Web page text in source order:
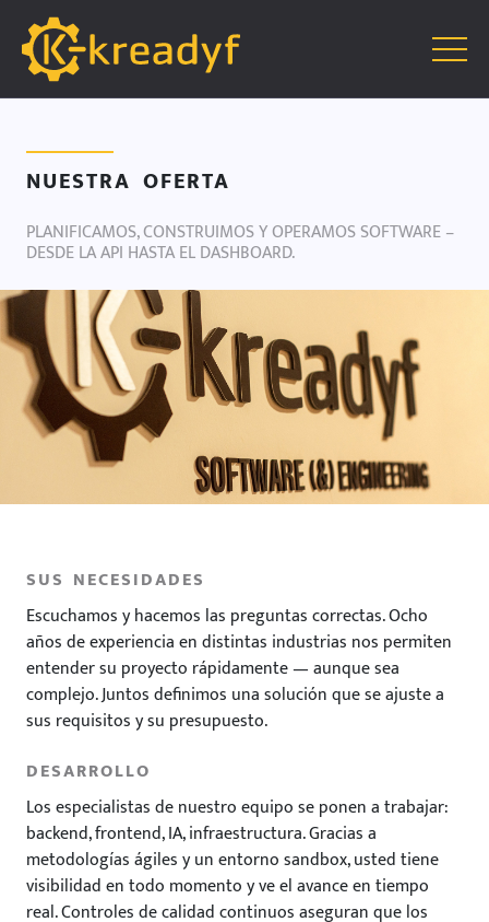
NUESTRA OFERTA
PLANIFICAMOS, CONSTRUIMOS Y OPERAMOS SOFTWARE –
DESDE LA API HASTA EL DASHBOARD.
SUS NECESIDADES
Escuchamos y hacemos las preguntas correctas. Ocho
años de experiencia en distintas industrias nos permiten
entender su proyecto rápidamente — aunque sea
complejo. Juntos definimos una solución que se ajuste a
sus requisitos y su presupuesto.
DESARROLLO
Los especialistas de nuestro equipo se ponen a trabajar:
backend, frontend, IA, infraestructura. Gracias a
metodologías ágiles y un entorno sandbox, usted tiene
visibilidad en todo momento y ve el avance en tiempo
real. Controles de calidad continuos aseguran que los